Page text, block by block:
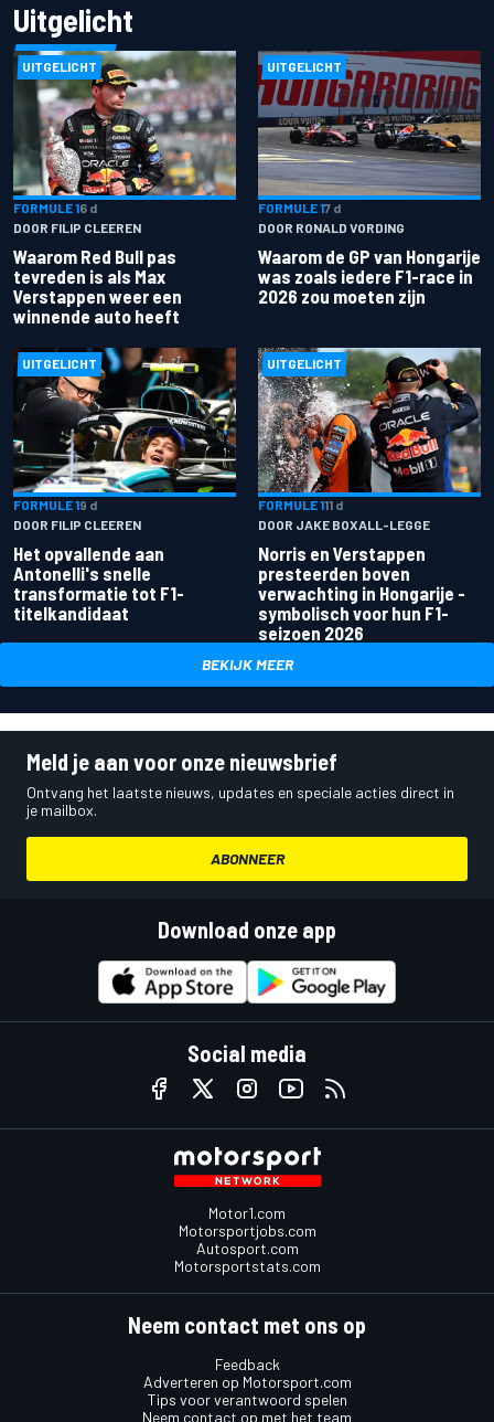
Uitgelicht
UITGELICHT
FORMULE 16 d
DOOR FILIP CLEEREN
Waarom Red Bull pas
tevreden is als Max
Verstappen weer een
winnende auto heeft
UITGELICHT
FORMULE 17 d
DOOR RONALD VORDING
Waarom de GP van Hongarije
was zoals iedere F1-race in
2026 zou moeten zijn
UITGELICHT
FORMULE 19 d
DOOR FILIP CLEEREN
Het opvallende aan
Antonelli's snelle
transformatie tot F1-
titelkandidaat
UITGELICHT
FORMULE 111 d
DOOR JAKE BOXALL-LEGGE
Norris en Verstappen
presteerden boven
verwachting in Hongarije -
symbolisch voor hun F1-
seizoen 2026
BEKIJK MEER
Meld je aan voor onze nieuwsbrief
Ontvang het laatste nieuws, updates en speciale acties direct in
je mailbox.
ABONNEER
Download onze app
Social media
Motor1.com
Motorsportjobs.com
Autosport.com
Motorsportstats.com
Neem contact met ons op
Feedback
Adverteren op Motorsport.com
Tips voor verantwoord spelen
Neem contact op met het team